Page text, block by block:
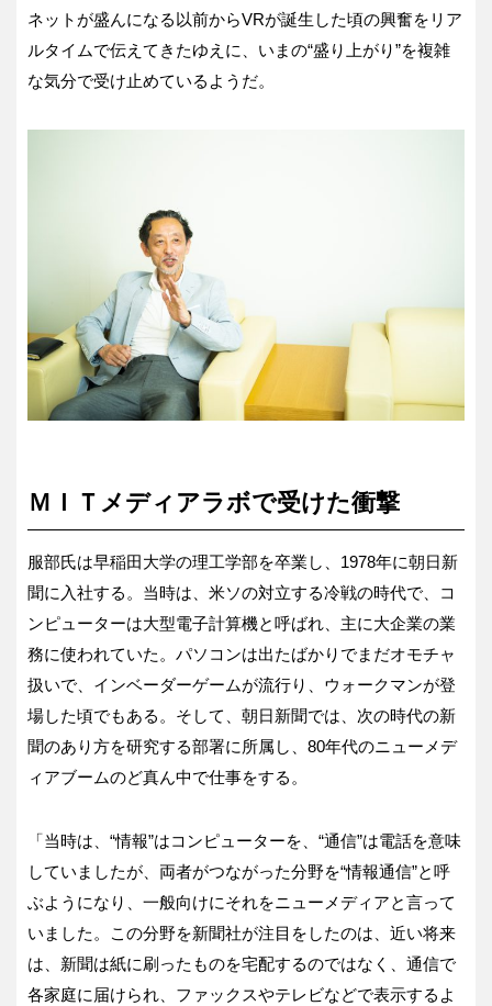
ネットが盛んになる以前からVRが誕生した頃の興奮をリア
ルタイムで伝えてきたゆえに、いまの“盛り上がり”を複雑
な気分で受け止めているようだ。
ＭＩＴメディアラボで受けた衝撃
服部氏は早稲田大学の理工学部を卒業し、1978年に朝日新
聞に入社する。当時は、米ソの対立する冷戦の時代で、コ
ンピューターは大型電子計算機と呼ばれ、主に大企業の業
務に使われていた。パソコンは出たばかりでまだオモチャ
扱いで、インベーダーゲームが流行り、ウォークマンが登
場した頃でもある。そして、朝日新聞では、次の時代の新
聞のあり方を研究する部署に所属し、80年代のニューメデ
ィアブームのど真ん中で仕事をする。
「当時は、“情報”はコンピューターを、“通信”は電話を意味
していましたが、両者がつながった分野を“情報通信”と呼
ぶようになり、一般向けにそれをニューメディアと言って
いました。この分野を新聞社が注目をしたのは、近い将来
は、新聞は紙に刷ったものを宅配するのではなく、通信で
各家庭に届けられ、ファックスやテレビなどで表示するよ